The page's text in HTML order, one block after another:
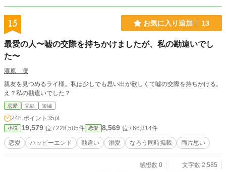
15 お気に入り追加 13
最愛の人〜嘘の交際を持ちかけましたが、私の勘違いでし
た〜
漆原 凜
親友を見つめるライ様。私は少しでも思い出が欲しくて嘘の交際を持ちかける。
え？私の勘違いでした？
恋愛 完結 短編
24h.ポイント 35pt
小説 19,579 位 / 228,585件 恋愛 8,569 位 / 66,314件
恋愛 ハッピーエンド 勘違い 溺愛 なろう同時掲載 両片思い
感想数 0
文字数 2,585